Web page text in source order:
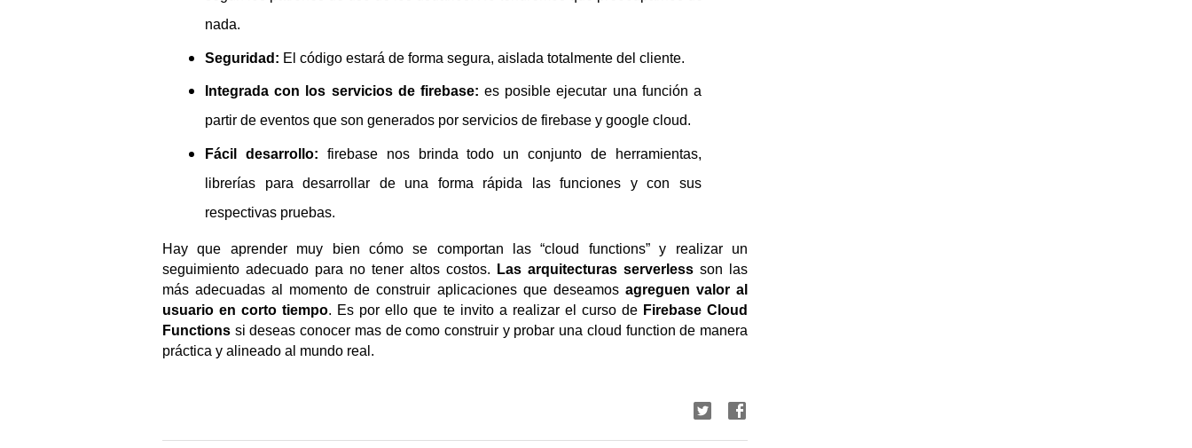
nada.
Seguridad: El código estará de forma segura, aislada totalmente del cliente.
Integrada con los servicios de firebase: es posible ejecutar una función a
partir de eventos que son generados por servicios de firebase y google cloud.
Fácil desarrollo: firebase nos brinda todo un conjunto de herramientas,
librerías para desarrollar de una forma rápida las funciones y con sus
respectivas pruebas.
Hay que aprender muy bien cómo se comportan las “cloud functions” y realizar un
seguimiento adecuado para no tener altos costos.
Las arquitecturas serverless son las
más adecuadas al momento de construir aplicaciones que deseamos agreguen valor al
usuario en corto tiempo. Es por ello que te invito a realizar el curso de Firebase Cloud
Functions si deseas conocer mas de como construir y probar una cloud function de manera
práctica y alineado al mundo real.